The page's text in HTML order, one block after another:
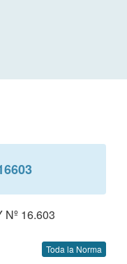
16.603
Toda la Norma